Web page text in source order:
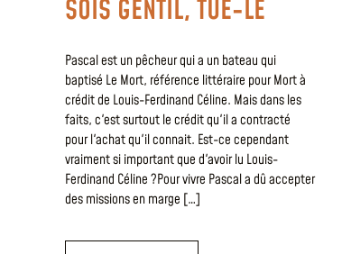
SOIS GENTIL, TUE-LE
Pascal est un pêcheur qui a un bateau qui
baptisé Le Mort, référence littéraire pour Mort à
crédit de Louis-Ferdinand Céline. Mais dans les
faits, c'est surtout le crédit qu'il a contracté
pour l'achat qu'il connait. Est-ce cependant
vraiment si important que d'avoir lu Louis-
Ferdinand Céline ?Pour vivre Pascal a dû accepter
des missions en marge […]